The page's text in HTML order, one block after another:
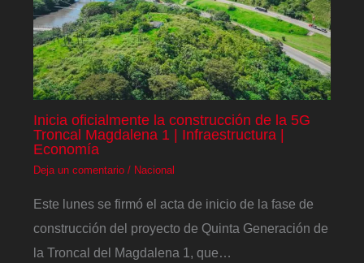
Inicia oficialmente la construcción de la 5G
Troncal Magdalena 1 | Infraestructura |
Economía
Deja un comentario / Nacional
Este lunes se firmó el acta de inicio de la fase de
construcción del proyecto de Quinta Generación de
la Troncal del Magdalena 1, que…